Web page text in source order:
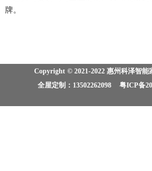
牌。
Copyright © 2021-2022 惠州科泽智能
全屋定制：13502262098 粤ICP备